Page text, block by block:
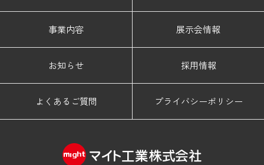
事業内容 展示会情報
お知らせ 採用情報
よくあるご質問 プライバシーポリシー